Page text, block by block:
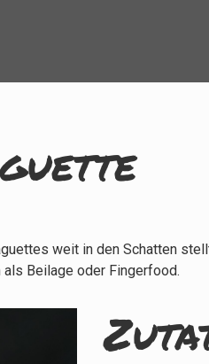
weit in den Schatten
als Beilage oder Fingerfood.